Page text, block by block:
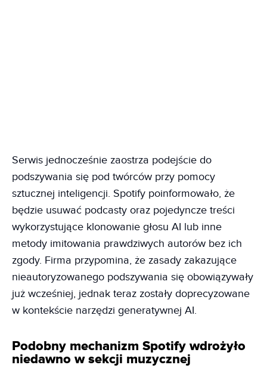
Serwis jednocześnie zaostrza podejście do
podszywania się pod twórców przy pomocy
sztucznej inteligencji. Spotify poinformowało, że
będzie usuwać podcasty oraz pojedyncze treści
wykorzystujące klonowanie głosu AI lub inne
metody imitowania prawdziwych autorów bez ich
zgody. Firma przypomina, że zasady zakazujące
nieautoryzowanego podszywania się obowiązywały
już wcześniej, jednak teraz zostały doprecyzowane
w kontekście narzędzi generatywnej AI.
Podobny mechanizm Spotify wdrożyło
niedawno w sekcji muzycznej